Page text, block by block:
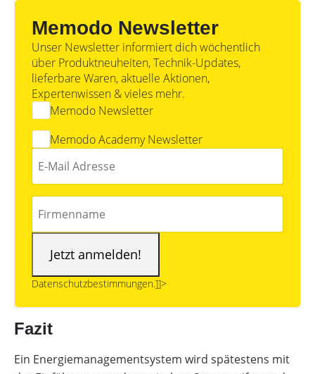
Memodo Newsletter
Unser Newsletter informiert dich wöchentlich
über Produktneuheiten, Technik-Updates,
lieferbare Waren, aktuelle Aktionen,
Expertenwissen & vieles mehr.
Memodo Newsletter
Memodo Academy Newsletter
Datenschutzbestimmungen.]]>
Fazit
Ein Energiemanagementsystem wird spätestens mit